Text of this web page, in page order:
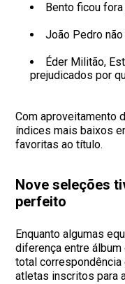
Bento ficou
João Pedro
Éder Militão,
prejudicados por
Com aproveitamento
índices mais baixos
favoritas ao título.
Nove seleções
perfeito
Enquanto algumas
diferença entre
total
atletas inscritos para